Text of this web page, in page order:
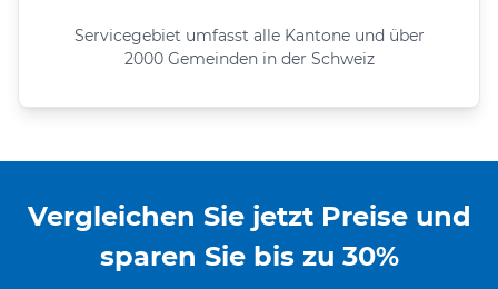
Servicegebiet umfasst alle Kantone und über
2000 Gemeinden in der Schweiz
Vergleichen Sie jetzt Preise und
sparen Sie bis zu 30%